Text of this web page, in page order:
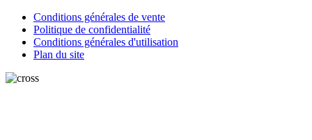
Conditions générales de vente
Politique de confidentialité
Conditions générales d'utilisation
Plan du site